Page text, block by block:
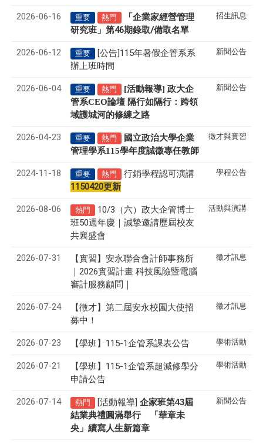
2026-06-16 重要 熱門
「企業家經營管理
研究班」第46期錄取/備取名單
招生訊息
2026-06-12 重要
[公告]115年暑假企管系系
辦上班時間
新聞公告
2026-06-04 重要 熱門
[活動報導] 政大企
管系CEO論壇 隔行如隔行：跨領
域護城河的修練之路
新聞公告
2026-04-23 重要 熱門
國立政治大學企業
管理學系115學年度誠徵專任教師
徵才與實習
2024-11-18 重要 熱門
行銷學程認可演講
1150420更新
學程公告
2026-08-06 熱門
10/3（六）政大企管博士
班50週年慶｜誠摯邀請歷屆校友
共襄盛會
活動與演講
2026-07-31
【實習】安永聯合會計師事務所
｜2026實習計畫 科技風險暨電腦
審計服務顧問｜
徵才訊息
2026-07-24 【徵才】 第二屆安永校園大使招
募中！
徵才訊息
2026-07-23 【學班】115-1企管系課表公告 學術活動
2026-07-21
【學班】115-1企管系超減修學分
申請公告
學術活動
2026-07-14 熱門 [活動報導] 企家班第43屆
結業典禮圓滿舉行 「華章未
央」續寫人生新篇章
新聞公告